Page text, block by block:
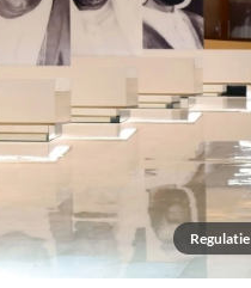
Regulatie